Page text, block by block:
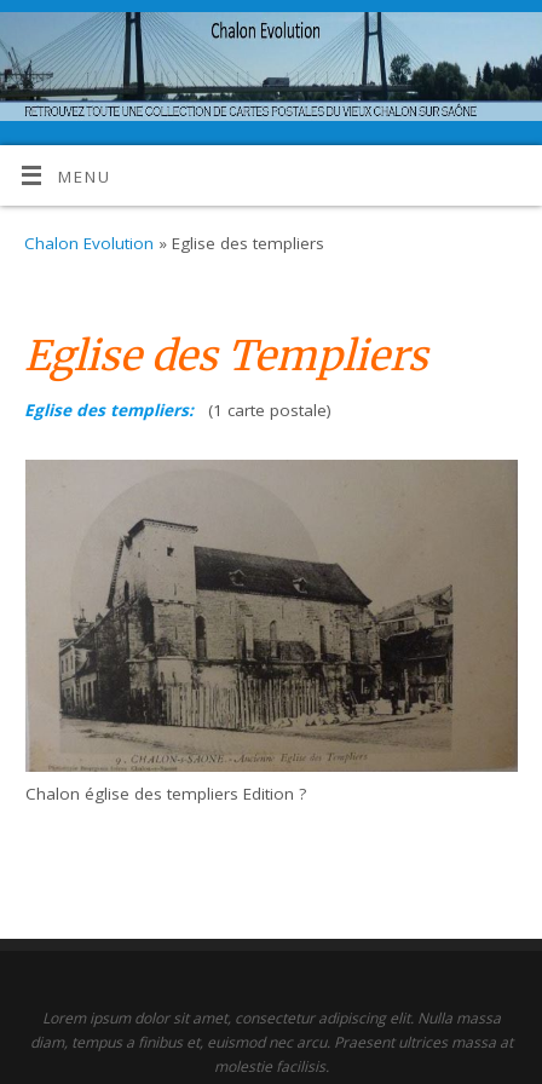
MENU
Chalon Evolution » Eglise des templiers
Eglise des Templiers
Eglise des templiers: (1 carte postale)
Chalon église des templiers Edition ?
Lorem ipsum dolor sit amet, consectetur adipiscing elit. Nulla massa
diam, tempus a finibus et, euismod nec arcu. Praesent ultrices massa at
molestie facilisis.